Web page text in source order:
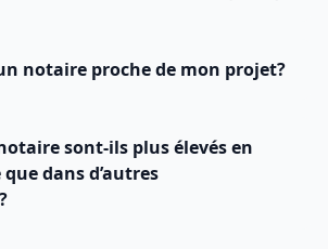
notaire proche de mon projet?
sont-ils plus élevés en
dans d’autres